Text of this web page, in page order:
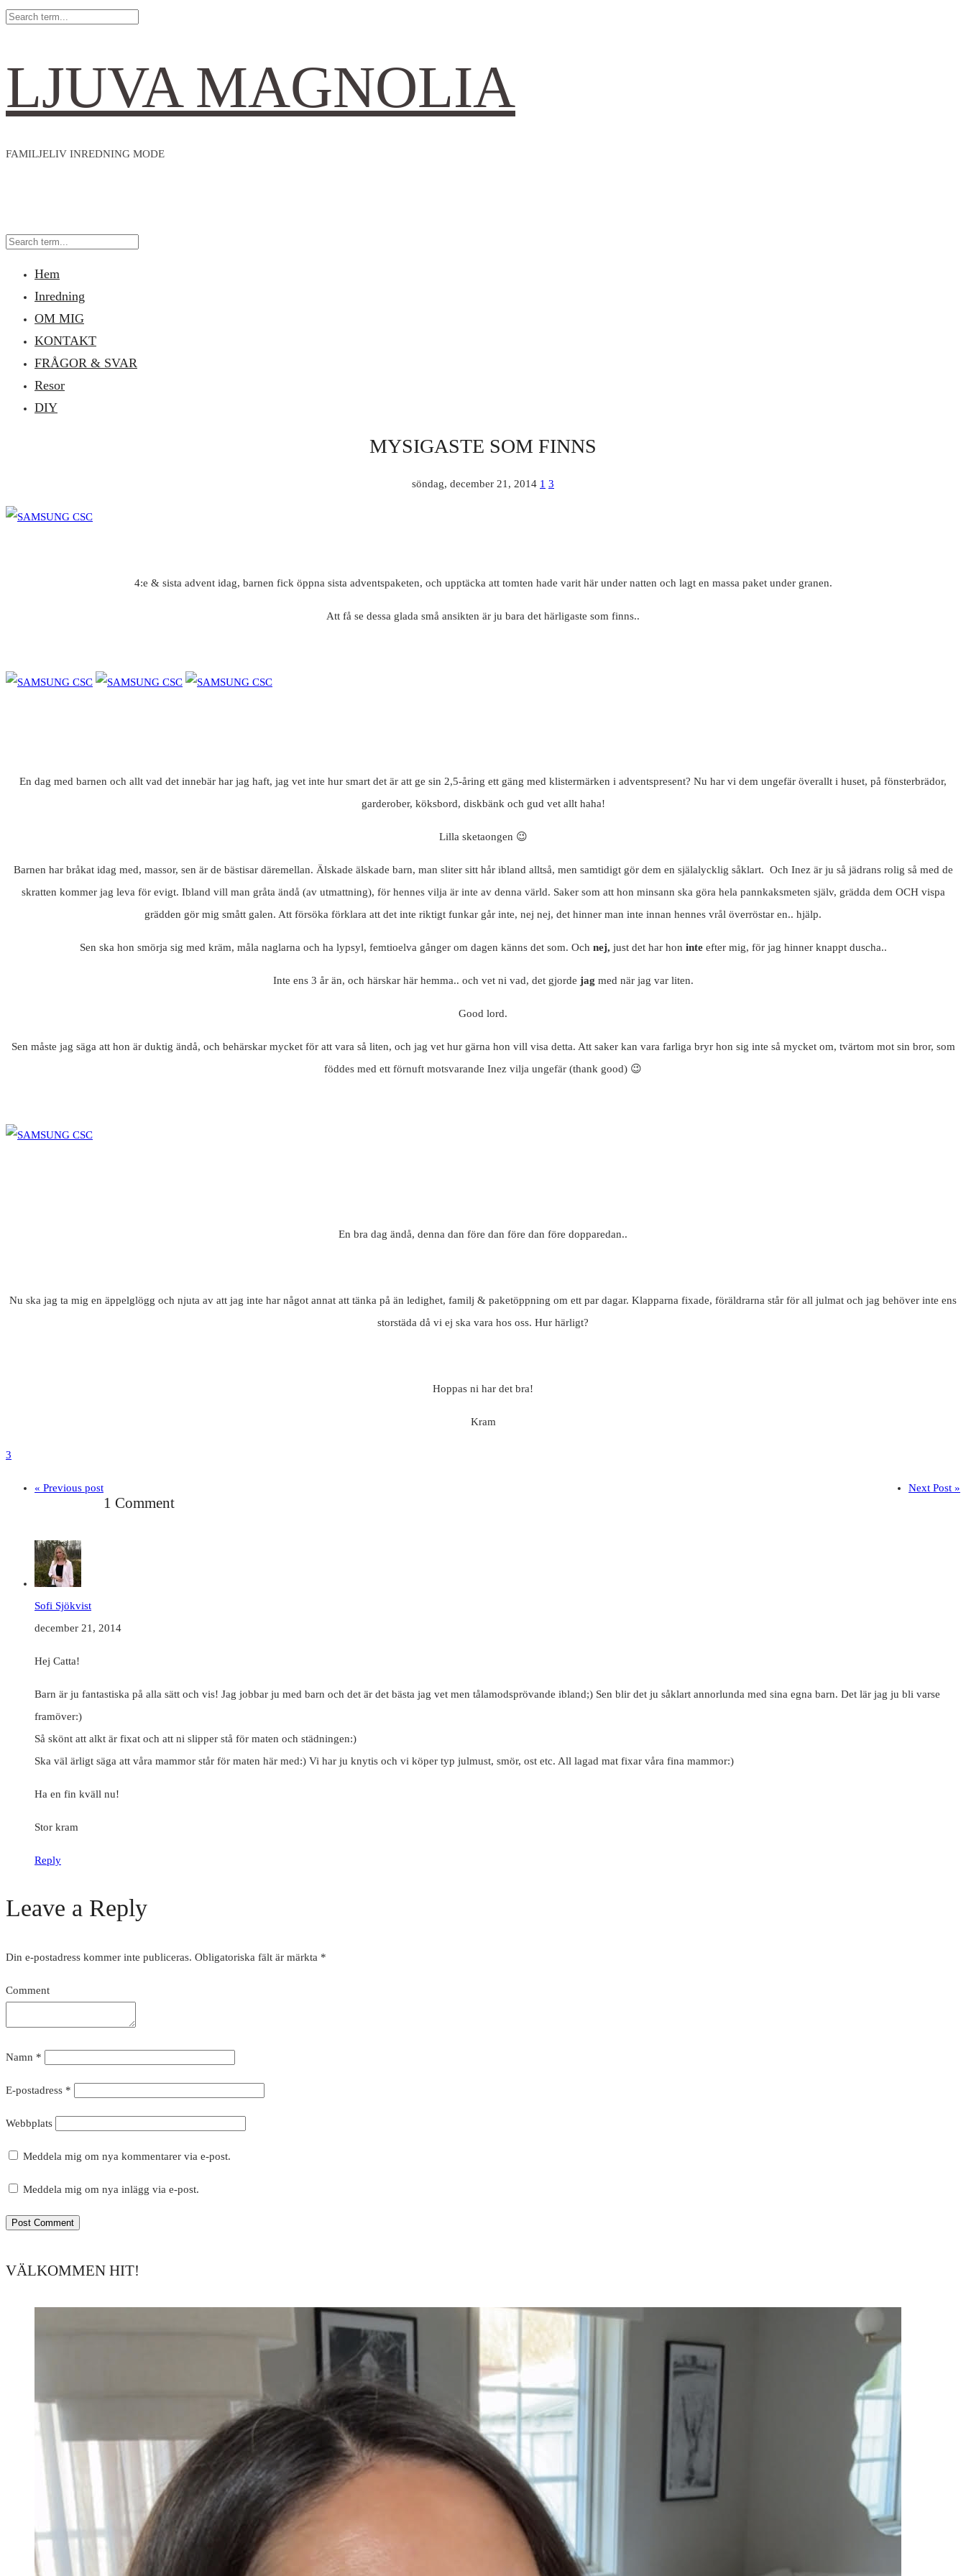
LJUVA MAGNOLIA
FAMILJELIV INREDNING MODE
Hem
Inredning
OM MIG
KONTAKT
FRÅGOR & SVAR
Resor
DIY
MYSIGASTE SOM FINNS
söndag, december 21, 2014 1 3
4:e & sista advent idag, barnen fick öppna sista adventspaketen, och upptäcka att tomten hade varit här under natten och lagt en massa paket under granen.
Att få se dessa glada små ansikten är ju bara det härligaste som finns..
En dag med barnen och allt vad det innebär har jag haft, jag vet inte hur smart det är att ge sin 2,5-åring ett gäng med klistermärken i adventspresent? Nu har vi dem ungefär överallt i huset, på fönsterbrädor,
garderober, köksbord, diskbänk och gud vet allt haha!
Lilla sketaongen 😉
Barnen har bråkat idag med, massor, sen är de bästisar däremellan. Älskade älskade barn, man sliter sitt hår ibland alltså, men samtidigt gör dem en själalycklig såklart. Och Inez är ju så jädrans rolig så med de
skratten kommer jag leva för evigt. Ibland vill man gråta ändå (av utmattning), för hennes vilja är inte av denna värld. Saker som att hon minsann ska göra hela pannkaksmeten själv, grädda dem OCH vispa
grädden gör mig smått galen. Att försöka förklara att det inte riktigt funkar går inte, nej nej, det hinner man inte innan hennes vrål överröstar en.. hjälp.
Sen ska hon smörja sig med kräm, måla naglarna och ha lypsyl, femtioelva gånger om dagen känns det som. Och nej, just det har hon inte efter mig, för jag hinner knappt duscha..
Inte ens 3 år än, och härskar här hemma.. och vet ni vad, det gjorde jag med när jag var liten.
Good lord.
Sen måste jag säga att hon är duktig ändå, och behärskar mycket för att vara så liten, och jag vet hur gärna hon vill visa detta. Att saker kan vara farliga bryr hon sig inte så mycket om, tvärtom mot sin bror, som
föddes med ett förnuft motsvarande Inez vilja ungefär (thank good) 😉
En bra dag ändå, denna dan före dan före dan före dopparedan..
Nu ska jag ta mig en äppelglögg och njuta av att jag inte har något annat att tänka på än ledighet, familj & paketöppning om ett par dagar. Klapparna fixade, föräldrarna står för all julmat och jag behöver inte ens
storstäda då vi ej ska vara hos oss. Hur härligt?
Hoppas ni har det bra!
Kram
3
« Previous post Next Post »
1 Comment
Sofi Sjökvist
december 21, 2014
Hej Catta!
Barn är ju fantastiska på alla sätt och vis! Jag jobbar ju med barn och det är det bästa jag vet men tålamodsprövande ibland;) Sen blir det ju såklart annorlunda med sina egna barn. Det lär jag ju bli varse
framöver:)
Så skönt att alkt är fixat och att ni slipper stå för maten och städningen:)
Ska väl ärligt säga att våra mammor står för maten här med:) Vi har ju knytis och vi köper typ julmust, smör, ost etc. All lagad mat fixar våra fina mammor:)
Ha en fin kväll nu!
Stor kram
Reply
Leave a Reply
Din e-postadress kommer inte publiceras. Obligatoriska fält är märkta *
Comment
Namn *
E-postadress *
Webbplats
Meddela mig om nya kommentarer via e-post.
Meddela mig om nya inlägg via e-post.
VÄLKOMMEN HIT!